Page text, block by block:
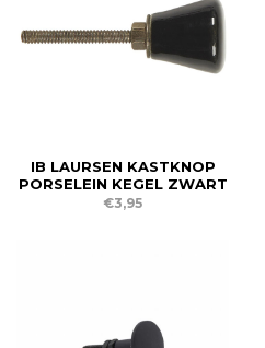
IB LAURSEN KASTKNOP
PORSELEIN KEGEL ZWART
€3,95